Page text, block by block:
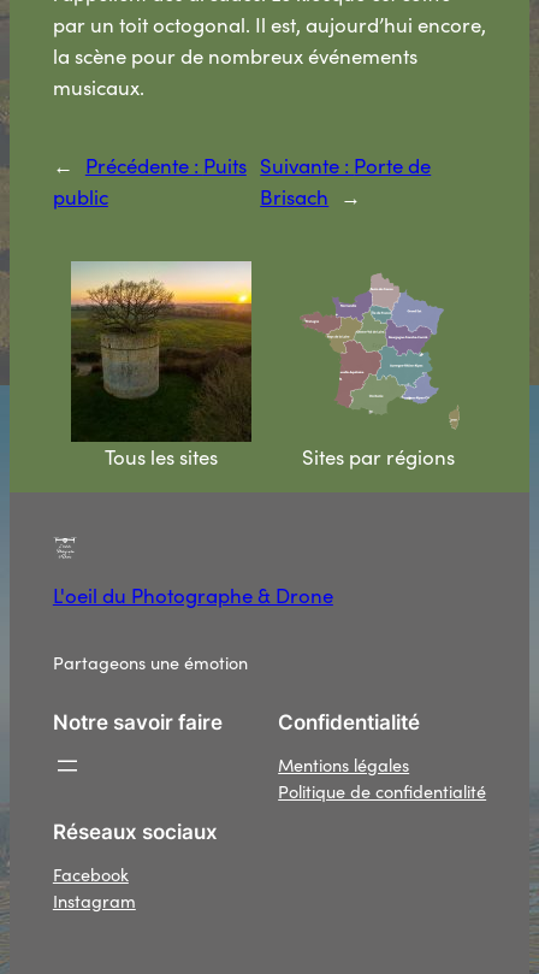
par un toit octogonal. Il est, aujourd’hui encore,
la scène pour de nombreux événements
musicaux.
← Précédente : Puits
public
Suivante : Porte de
Brisach
→
Tous les sites Sites par régions
L'oeil du Photographe & Drone
Partageons une émotion
Notre savoir faire
Confidentialité
Mentions légales
Politique de confidentialité
Réseaux sociaux
Facebook
Instagram